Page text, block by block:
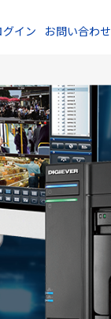
イン お問い合わせ